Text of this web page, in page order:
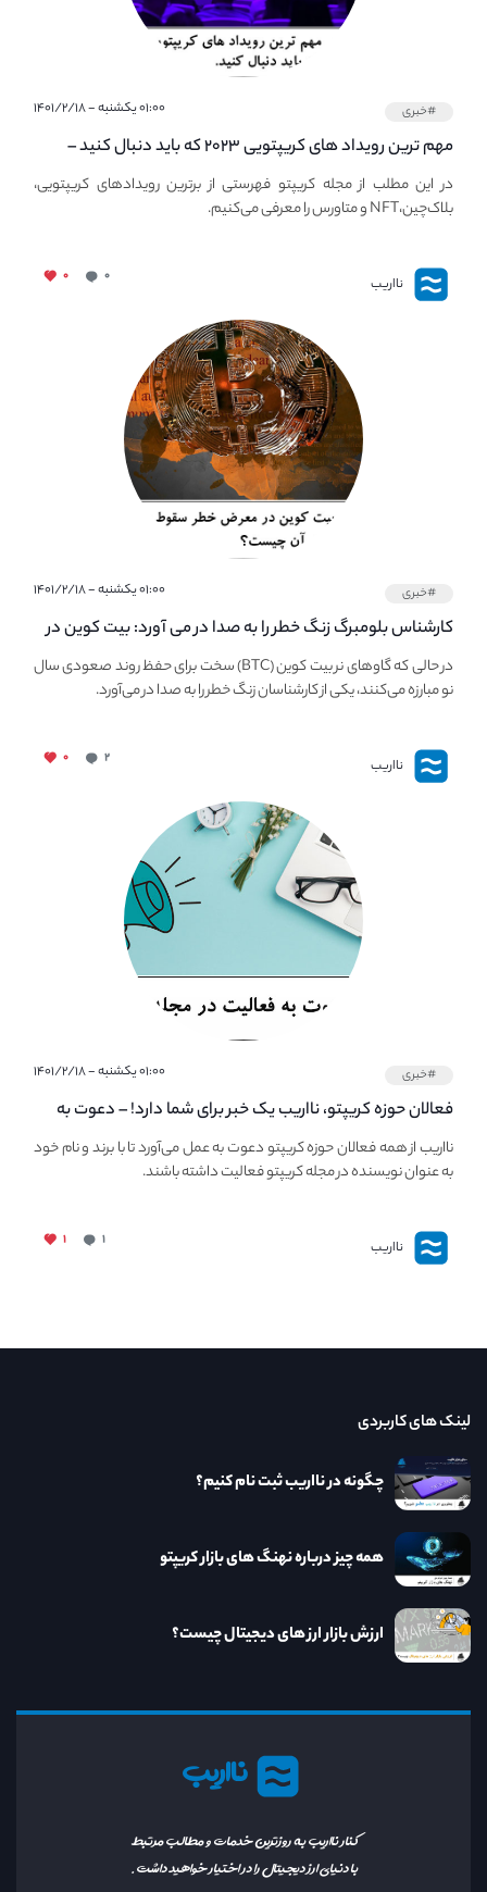
#خبری ۰۱:۰۰ یکشنبه - ۱۴۰۱/۲/۱۸
مهم ترین رویداد های کریپتویی ۲۰۲۳ که باید دنبال کنید –
معرفی بهترین رویداد های جهانی
در این مطلب از مجله کریپتو فهرستی از برترین رویدادهای کریپتویی،
بلاک‌چین،NFT و متاورس را معرفی می‌کنیم.
نااریب ۰ ۰
#خبری ۰۱:۰۰ یکشنبه - ۱۴۰۱/۲/۱۸
کارشناس بلومبرگ زنگ خطر را به صدا در می آورد: بیت کوین در
معرض خطر سقوط بزرگ است - دلیل آن چیست؟در حالی که گاوهای نر بیت کوین (BTC) سخت برای حفظ روند صعودی سال
نو مبارزه می‌کنند، یکی از کارشناسان زنگ خطر را به صدا در می‌آورد.
نااریب ۲ ۰
#خبری ۰۱:۰۰ یکشنبه - ۱۴۰۱/۲/۱۸
فعالان حوزه کریپتو، نااریب یک خبر برای شما دارد! – دعوت به
فعالیت در مجله کریپتو
نااریب از همه فعالان حوزه کریپتو دعوت به عمل می‌آورد تا با برند و نام خود
به عنوان نویسنده در مجله کریپتو فعالیت داشته باشند.
نااریب ۱ ۱
نااریب
کنار نااریب به روزترین خدمات و مطالب مرتبط
با دنیای ارز دیجیتال را در اختیار خواهید داشت.
لینک های کاربردی
چگونه در نااریب ثبت نام کنیم؟
همه چیز درباره نهنگ های بازار کریپتو
ارزش بازار ارز های دیجیتال چیست؟